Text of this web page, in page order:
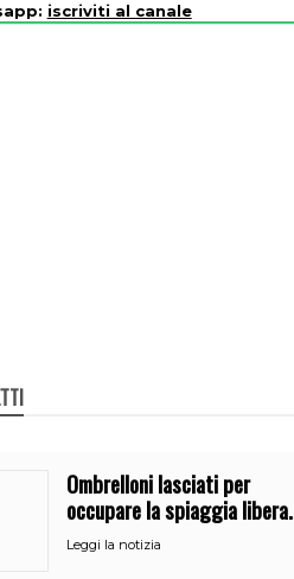
iscriviti al canale
Ombrelloni lasciati per
occupare la spiaggia libera.
Maxi sequestro della Guardia
Costiera
Leggi la notizia